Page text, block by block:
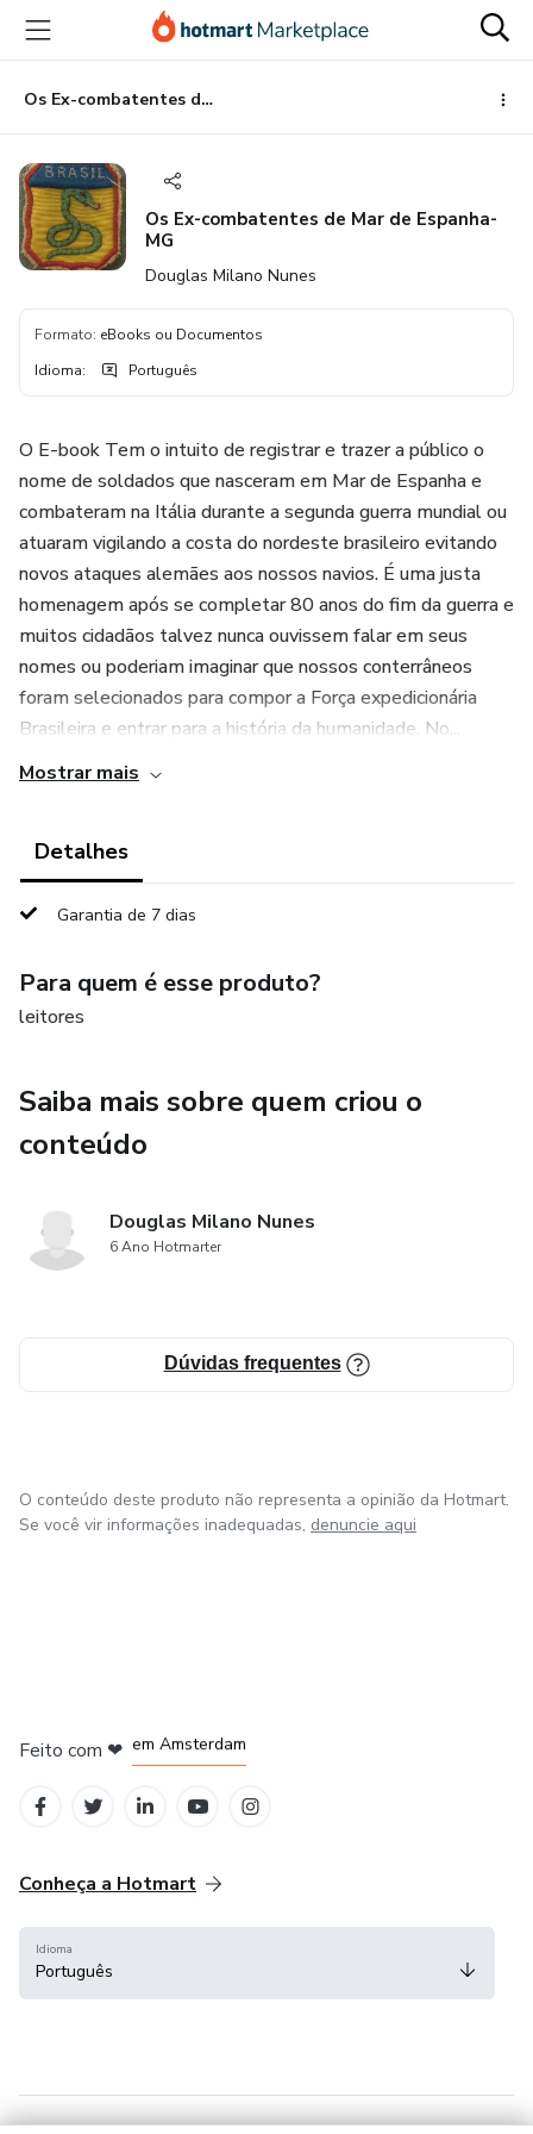
para
conteúdo
principal
para
pagamento
para
rodapé
Os Ex-combatentes de Mar de Espanha-MG
Os Ex-combatentes de Mar de Espanha-
MG
Douglas Milano Nunes
Formato: eBooks ou Documentos
Idioma: Português
O E-book Tem o intuito de registrar e trazer a público o
nome de soldados que nasceram em Mar de Espanha e
combateram na Itália durante a segunda guerra mundial ou
atuaram vigilando a costa do nordeste brasileiro evitando
novos ataques alemães aos nossos navios. É uma justa
homenagem após se completar 80 anos do fim da guerra e
muitos cidadãos talvez nunca ouvissem falar em seus
nomes ou poderiam imaginar que nossos conterrâneos
foram selecionados para compor a Força expedicionária
Brasileira e entrar para a história da humanidade. No...
Mostrar mais
Detalhes
Garantia de 7 dias
Para quem é esse produto?
leitores
Saiba mais sobre quem criou o
conteúdo
Douglas Milano Nunes
6 Ano Hotmarter
Dúvidas frequentes
O conteúdo deste produto não representa a opinião da Hotmart.
Se você vir informações inadequadas, denuncie aqui
Feito com ❤ em Amsterdam
Conheça a Hotmart
Idioma
Português